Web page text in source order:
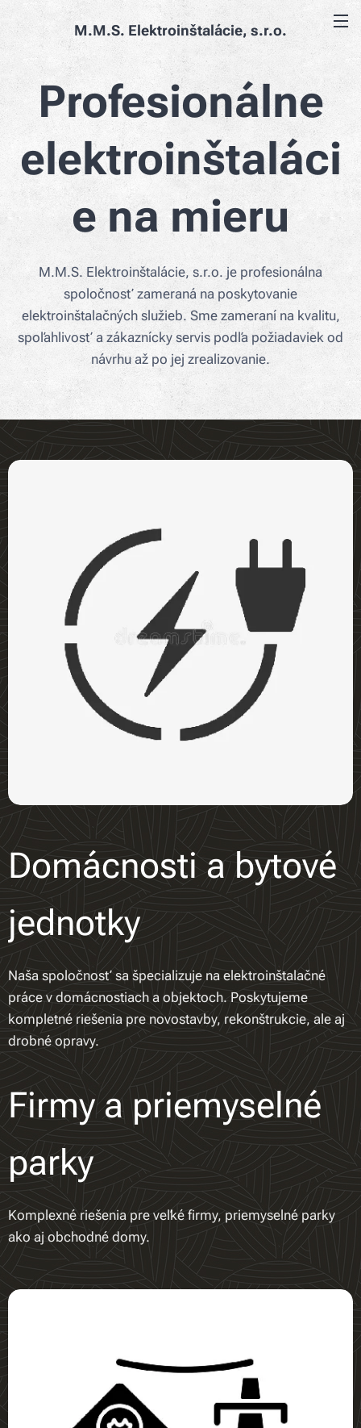
M.M.S. Elektroinštalácie, s.r.o.
Profesionálne
elektroinštaláci
e na mieru
M.M.S. Elektroinštalácie, s.r.o. je profesionálna
spoločnosť zameraná na poskytovanie
elektroinštalačných služieb. Sme zameraní na kvalitu,
spoľahlivosť a zákaznícky servis podľa požiadaviek od
návrhu až po jej zrealizovanie.
Domácnosti a bytové
jednotky
Naša spoločnosť sa špecializuje na elektroinštalačné
práce v domácnostiach a objektoch. Poskytujeme
kompletné riešenia pre novostavby, rekonštrukcie, ale aj
drobné opravy.
Firmy a priemyselné
parky
Komplexné riešenia pre veľké firmy, priemyselné parky
ako aj obchodné domy.